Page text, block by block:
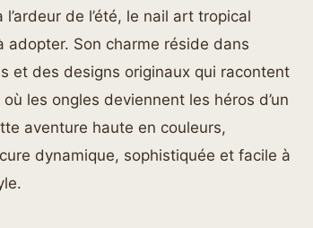
de l’été, le nail art tropical
adopter. Son charme réside dans
et des designs originaux qui racontent
les ongles deviennent les héros d’un
aventure haute en couleurs,
dynamique, sophistiquée et facile à